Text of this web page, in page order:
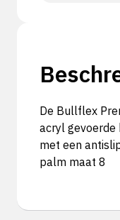
De Bullflex
acryl gevoerde
met een
palm maat 8